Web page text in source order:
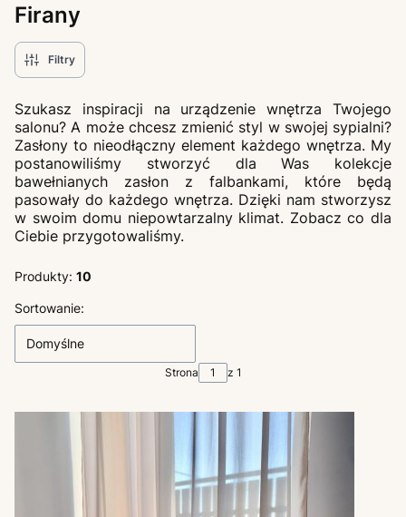
Firany
Filtry
Szukasz inspiracji na urządzenie wnętrza Twojego
salonu? A może chcesz zmienić styl w swojej sypialni?
Zasłony to nieodłączny element każdego wnętrza. My
postanowiliśmy stworzyć dla Was kolekcje
bawełnianych zasłon z falbankami, które będą
pasowały do każdego wnętrza. Dzięki nam stworzysz
w swoim domu niepowtarzalny klimat. Zobacz co dla
Ciebie przygotowaliśmy.
Produkty: 10
Lista produktów
Sortowanie:
Domyślne
Strona z 1